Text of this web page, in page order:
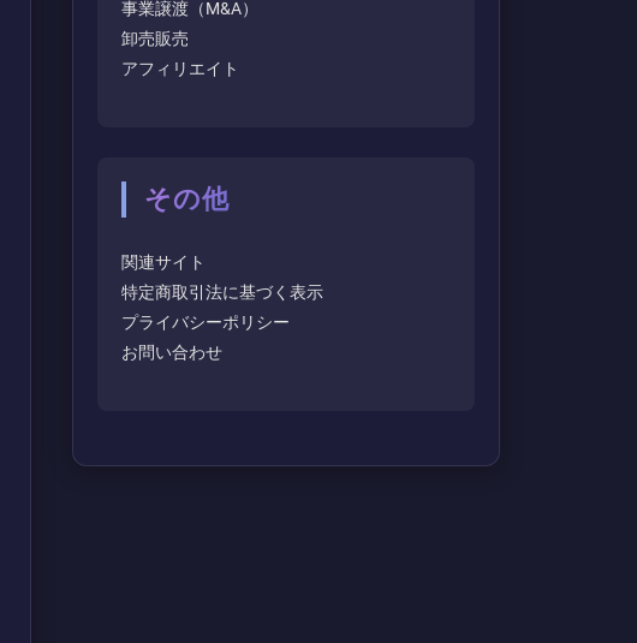
事業譲渡（M&A）
卸売販売
アフィリエイト
その他
関連サイト
特定商取引法に基づく表示
プライバシーポリシー
お問い合わせ